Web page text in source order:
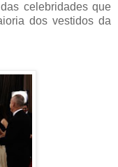
celebridades que
dos vestidos da